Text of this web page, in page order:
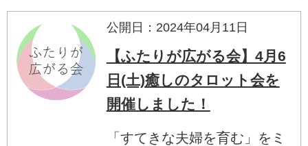
公開日：2024年04月11日
【ふたりが広がる会】4月6
日(土)癒しのタロット会を
開催しました！
「すてきな夫婦を育む」をミ